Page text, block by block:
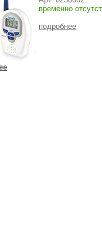
временно
подробнее